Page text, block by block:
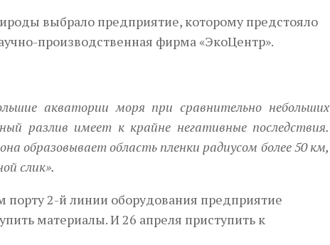
выбрало предприятие, которому предстояло
производственная фирма «ЭкоЦентр».
акватории моря при сравнительно небольших
разлив имеет к крайне негативные последствия.
образовывает область пленки радиусом более 50 км,
слик».
2-й линии оборудования предприятие
материалы. И 26 апреля приступить к